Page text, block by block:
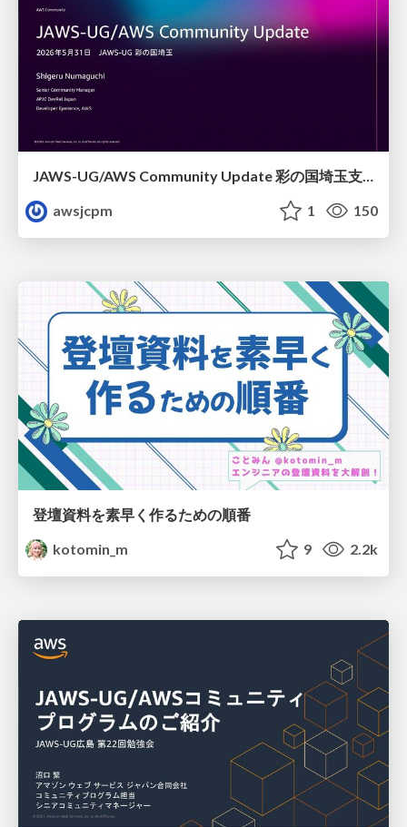
JAWS-UG/AWS Community Update 彩の国埼玉支部1周年記念
awsjcpm
1 150
登壇資料を素早く作るための順番
kotomin_m
9 2.2k